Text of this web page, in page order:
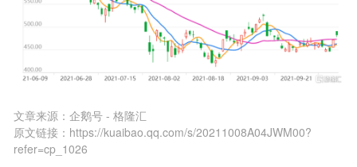
文章来源： 企鹅号 - 格隆汇
原文链接： https://kuaibao.qq.com/s/20211008A04JWM00?
refer=cp_1026